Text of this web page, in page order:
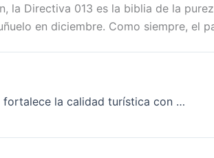
la Directiva 013 es la biblia de la
en diciembre. Como siempre, el
Villavicencio fortalece la calidad turística con taller sobre reputación y satisfacción del cliente